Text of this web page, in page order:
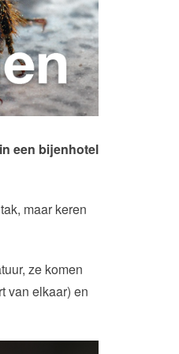
een bijenhotel
maar keren
ze komen
van elkaar) en